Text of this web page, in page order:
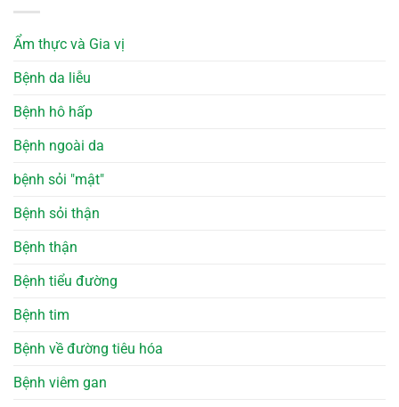
Ẩm thực và Gia vị
Bệnh da liễu
Bệnh hô hấp
Bệnh ngoài da
bệnh sỏi "mật"
Bệnh sỏi thận
Bệnh thận
Bệnh tiểu đường
Bệnh tim
Bệnh về đường tiêu hóa
Bệnh viêm gan